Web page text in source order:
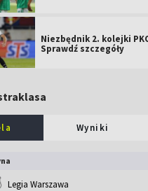
Niezbędnik 2. kolejki
Sprawdź szczegóły
Wyniki
Legia Warszawa